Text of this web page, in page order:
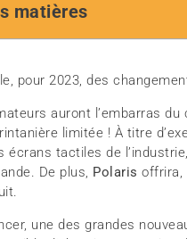
matières
pour 2023, des
auront l’embarras
limitée ! À titre
écrans tactiles de
De plus, Polaris offrira,
une des grandes